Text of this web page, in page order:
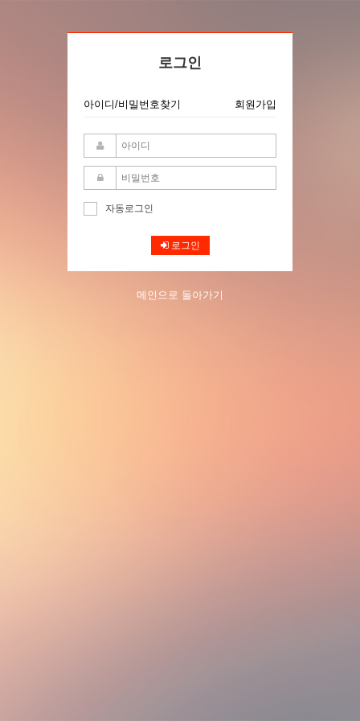
로그인
아이디/비밀번호찾기 회원가입
자동로그인
로그인
메인으로 돌아가기